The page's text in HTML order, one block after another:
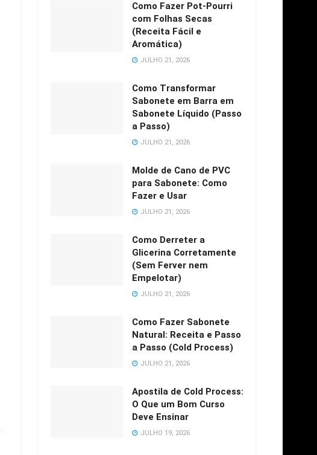
Como Fazer Pot-Pourri
com Folhas Secas
(Receita Fácil e
Aromática)
JULHO 21, 2026
Como Transformar
Sabonete em Barra em
Sabonete Líquido (Passo
a Passo)
JULHO 21, 2026
Molde de Cano de PVC
para Sabonete: Como
Fazer e Usar
JULHO 21, 2026
Como Derreter a
Glicerina Corretamente
(Sem Ferver nem
Empelotar)
JULHO 21, 2026
Como Fazer Sabonete
Natural: Receita e Passo
a Passo (Cold Process)
JULHO 21, 2026
Apostila de Cold Process:
O Que um Bom Curso
Deve Ensinar
JULHO 19, 2026